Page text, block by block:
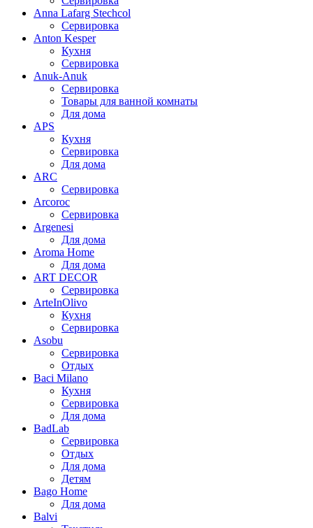
Anna Lafarg Stechcol
Сервировка
Anton Kesper
Кухня
Сервировка
Anuk-Anuk
Сервировка
Товары для ванной комнаты
Для дома
APS
Кухня
Сервировка
Для дома
ARC
Сервировка
Arcoroc
Сервировка
Argenesi
Для дома
Aroma Home
Для дома
ART DECOR
Сервировка
ArteInOlivo
Кухня
Сервировка
Asobu
Сервировка
Отдых
Baci Milano
Кухня
Сервировка
Для дома
BadLab
Сервировка
Отдых
Для дома
Детям
Bago Home
Для дома
Balvi